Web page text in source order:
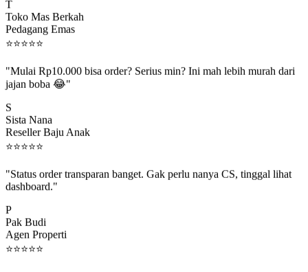
Toko Mas Berkah
Pedagang Emas
⭐⭐⭐⭐⭐
jajan boba 😂"
Sista Nana
Reseller Baju Anak
⭐⭐⭐⭐⭐
dashboard."
Pak Budi
Agen Properti
⭐⭐⭐⭐⭐